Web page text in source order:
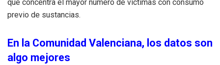
que concentra el mayor número de víctimas con consumo
previo de sustancias.
En la Comunidad Valenciana, los datos son
algo mejores